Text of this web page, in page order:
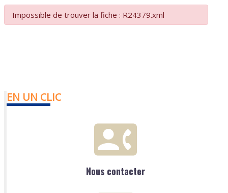
Impossible de trouver la fiche : R24379.xml
EN UN CLIC
Nous contacter